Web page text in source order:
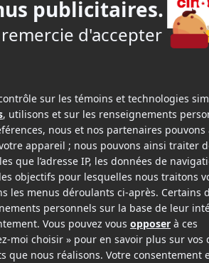
habitent l'hôtel Transylvanie. Au
le mécontentement.
principaux de cette
sont également de la
au personnage de Vlad, le
cliquez ici .